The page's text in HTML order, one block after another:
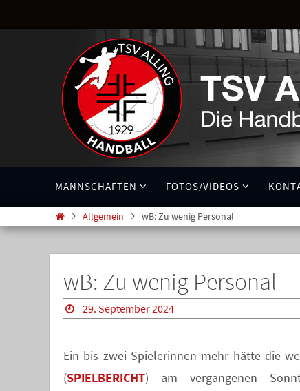
MANNSCHAFTEN FOTOS/VIDEOS
Allgemein wB: Zu wenig Personal
wB: Zu wenig Personal
29. September 2024
Ein bis zwei Spielerinnen mehr hätte die
(SPIELBERICHT) am vergangenen